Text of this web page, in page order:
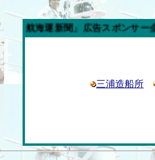
広告スポンサー企業
三浦造船所